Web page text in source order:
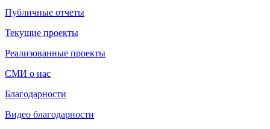
Публичные отчеты
Текущие проекты
Реализованные проекты
СМИ о нас
Благодарности
Видео благодарности